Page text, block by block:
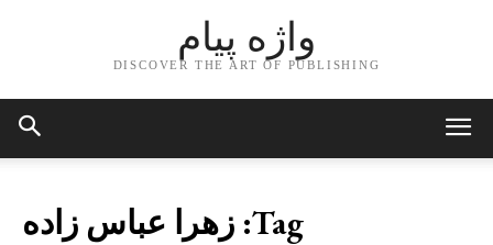
واژه پیام
DISCOVER THE ART OF PUBLISHING
Tag: زهرا عباس زاده